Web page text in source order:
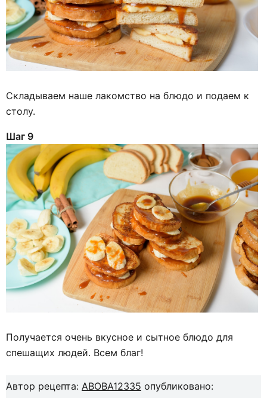
Складываем наше лакомство на блюдо и подаем к
столу.
Шаг 9
Получается очень вкусное и сытное блюдо для
спешащих людей. Всем благ!
Автор рецепта: ABOBA12335 опубликовано: